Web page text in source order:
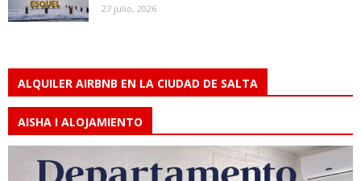
27 julio, 2026
ALQUILER AIRBNB EN LA CIUDAD DE SALTA
AISHA I ALOJAMIENTO